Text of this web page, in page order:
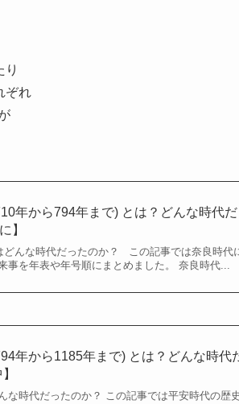
り
ぞれ
年から794年まで) とは？どんな時代
】
どんな時代だったのか？ この記事では奈良時代
事を年表や年号順にまとめました。 奈良時代...
年から1185年まで) とは？どんな時代
な時代だったのか？ この記事では平安時代の歴